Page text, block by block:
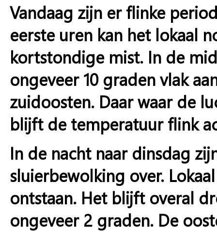
Vandaag zijn er flinke
eerste uren kan het lokaal
kortstondige mist. In de
ongeveer 10 graden vlak
zuidoosten. Daar waar de
blijft de temperatuur flink
In de nacht naar dinsdag
sluierbewolking over.
ontstaan. Het blijft overal
ongeveer 2 graden. De